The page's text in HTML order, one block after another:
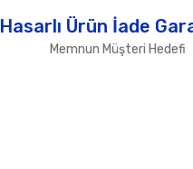
Hasarlı Ürün İade
Memnun Müşteri Hedefi